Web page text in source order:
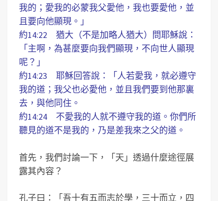
我的；愛我的必蒙我父愛他，我也要愛他，並
且要向他顯現。」
約14:22 猶大（不是加略人猶大）問耶穌說：
「主啊，為甚麼要向我們顯現，不向世人顯現
呢？」
約14:23 耶穌回答說：「人若愛我，就必遵守
我的道；我父也必愛他，並且我們要到他那裏
去，與他同住。
約14:24 不愛我的人就不遵守我的道。你們所
聽見的道不是我的，乃是差我來之父的道。
首先，我們討論一下，「天」透過什麼途徑展
露其內容？
孔子曰：「吾十有五而志於學，三十而立，四